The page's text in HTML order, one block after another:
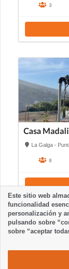
3
Casa
La Galga -
8
Este sitio web
funcionalidad
personalización y
pulsando sobre
sobre “aceptar